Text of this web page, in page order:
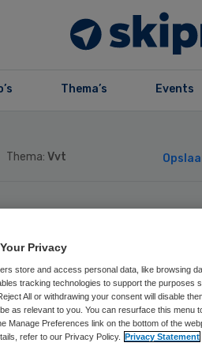
Thema’s Events
Thema:Vvt
in
Privacy
store and access personal data, like browsing
tracking technologies to support the purposes
All or withdrawing your consent will disable
as relevant to you. You can resurface this menu
Manage Preferences link on the bottom of the
refer to our Privacy Policy. Privacy Statement